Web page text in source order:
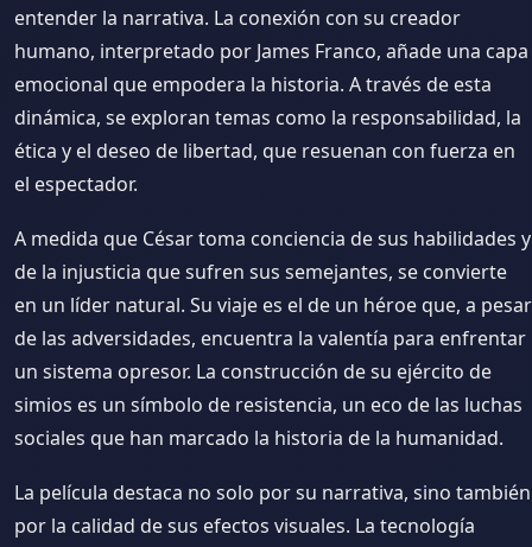
entender la narrativa. La conexión con su creador
humano, interpretado por James Franco, añade una capa
emocional que empodera la historia. A través de esta
dinámica, se exploran temas como la responsabilidad, la
ética y el deseo de libertad, que resuenan con fuerza en
el espectador.
A medida que César toma conciencia de sus habilidades y
de la injusticia que sufren sus semejantes, se convierte
en un líder natural. Su viaje es el de un héroe que, a pesar
de las adversidades, encuentra la valentía para enfrentar
un sistema opresor. La construcción de su ejército de
simios es un símbolo de resistencia, un eco de las luchas
sociales que han marcado la historia de la humanidad.
La película destaca no solo por su narrativa, sino también
por la calidad de sus efectos visuales. La tecnología